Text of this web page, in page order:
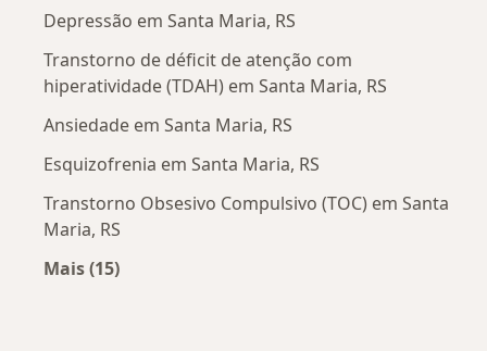
Depressão em Santa Maria, RS
Transtorno de déficit de atenção com
hiperatividade (TDAH) em Santa Maria, RS
Ansiedade em Santa Maria, RS
Esquizofrenia em Santa Maria, RS
Transtorno Obsesivo Compulsivo (TOC) em Santa
Maria, RS
Mais (15)